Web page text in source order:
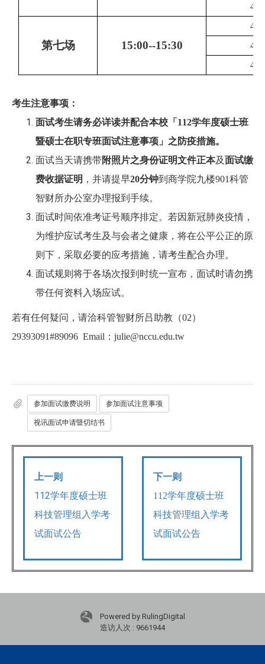
第七场 15:00--15:30
考生注意事项：
面试考生请务必详读并配合本校「 112学年度硕士班
暨硕士在职专班面试注意事项」之防疫措施。
面试当天请携带附照片之身份证明文件正本及面试缴
费收据证明 ，并请提早20分钟到商学院九楼901科管
智财所办公室办理报到手续。
面试时间依准考证号顺序排定。若因新冠肺炎疫情，
为维护应试考生及与会者之健康，将在公平公正的原
则下，采取必要的应考措施，请考生配合办理。
面试规则将于各场次报到时统一宣布，面试时请勿携
带任何资料入场应试。
若有任何疑问，请洽科管智财所吕助教（02）
29393091#89096 Email ： julie@nccu.edu.tw
参加面试缴费说明 参加面试注意事项
视讯面试申请暨切结书
上一则
112学年度硕士班
科技管理组入学考
试面试公告
下一则
112学年度硕士班
科技管理组入学考
试面试公告
Powered by RulingDigital
造访人次 : 9661944